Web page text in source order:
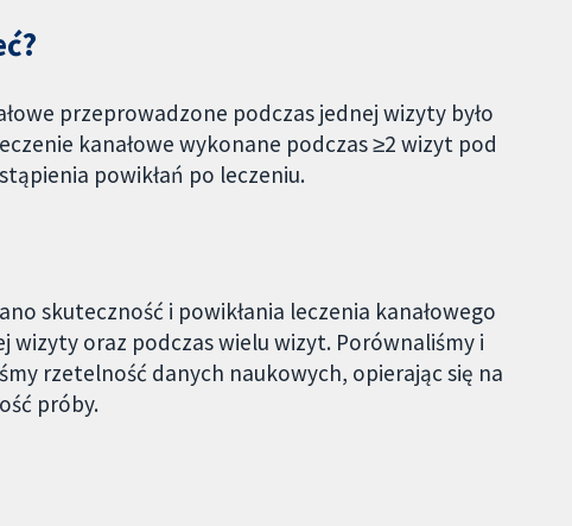
przeprowadzone podczas jednej wizyty było
kanałowe wykonane podczas ≥2 wizyt pod
powikłań po leczeniu.
skuteczność i powikłania leczenia kanałowego
wizyty oraz podczas wielu wizyt. Porównaliśmy i
rzetelność danych naukowych, opierając się na
próby.